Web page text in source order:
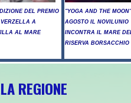
DEL PREMIO
A
AL MARE
"YOGA AND THE
AGOSTO IL NOVILUNIO
INCONTRA IL MARE
RISERVA BORSACCHIO
REGIONE